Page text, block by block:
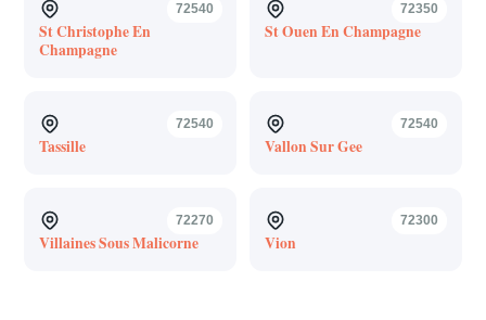
72540
St Christophe En
Champagne
72350
St Ouen En Champagne
72540
Tassille
72540
Vallon Sur Gee
72270
Villaines Sous Malicorne
72300
Vion